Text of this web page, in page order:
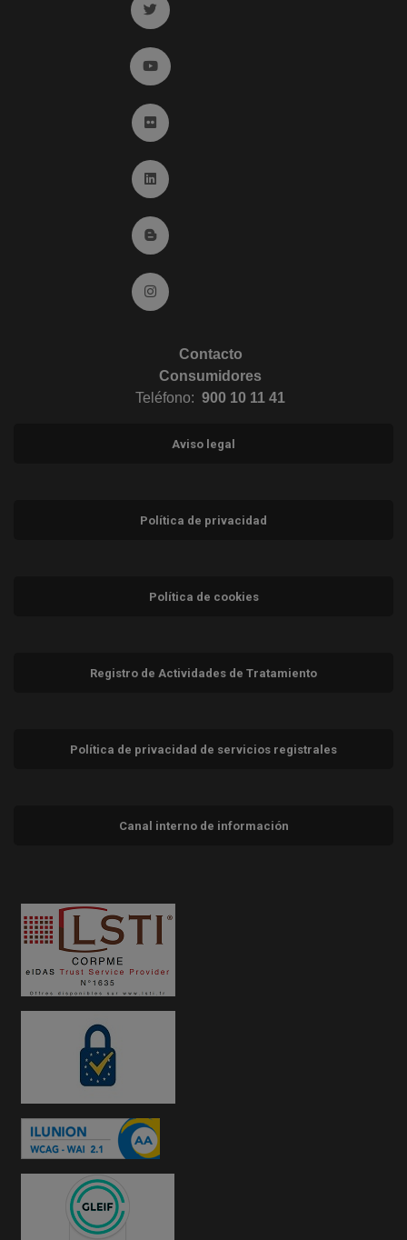
Ir a twitter (abre en ventana nueva)
Ir a YouTube (abre en ventana nueva)
Ir a Flickr (abre en ventana nueva)
Ir a Linkedin (abre en ventana nueva)
Ir al Blog (abre en ventana nueva)
Ir a Instagram (abre en ventana nueva)
Contacto
Consumidores
Teléfono: 900 10 11 41
Aviso legal
Política de privacidad
Política de cookies
Registro de Actividades de Tratamiento
Política de privacidad de servicios registrales
Canal interno de información